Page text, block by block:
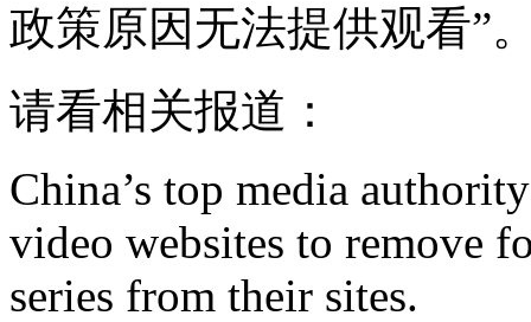
政策原因无法提供观看”
请看相关报道：
China’s top media
video websites to remove
series from their sites.